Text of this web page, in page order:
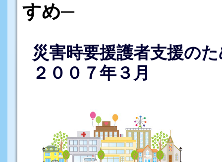
すめ─
災害時要援護者支援の
２００７年３月